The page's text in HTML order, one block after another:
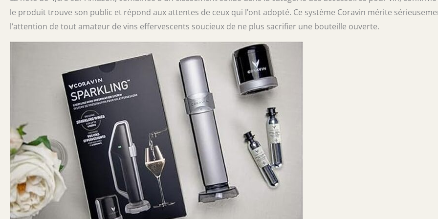
le produit trouve son public et répond aux attentes de ceux qui l’ont adopté. Ce système Coravin mérite
l’attention de tout amateur de vins effervescents soucieux de ne plus sacrifier une bouteille ouverte.